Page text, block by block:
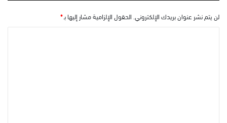
لن يتم نشر عنوان بريدك الإلكتروني. الحقول الإلزامية مشار إليها بـ*